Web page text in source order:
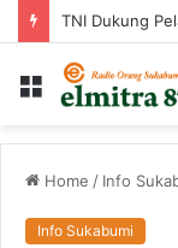
Menu
Home / Info
Info Sukabumi